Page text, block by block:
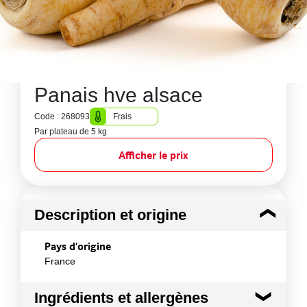
Panais hve alsace
Code : 268093
Frais
Par plateau de 5 kg
Afficher le prix
Description et origine
Pays d'origine
France
Ingrédients et allergènes